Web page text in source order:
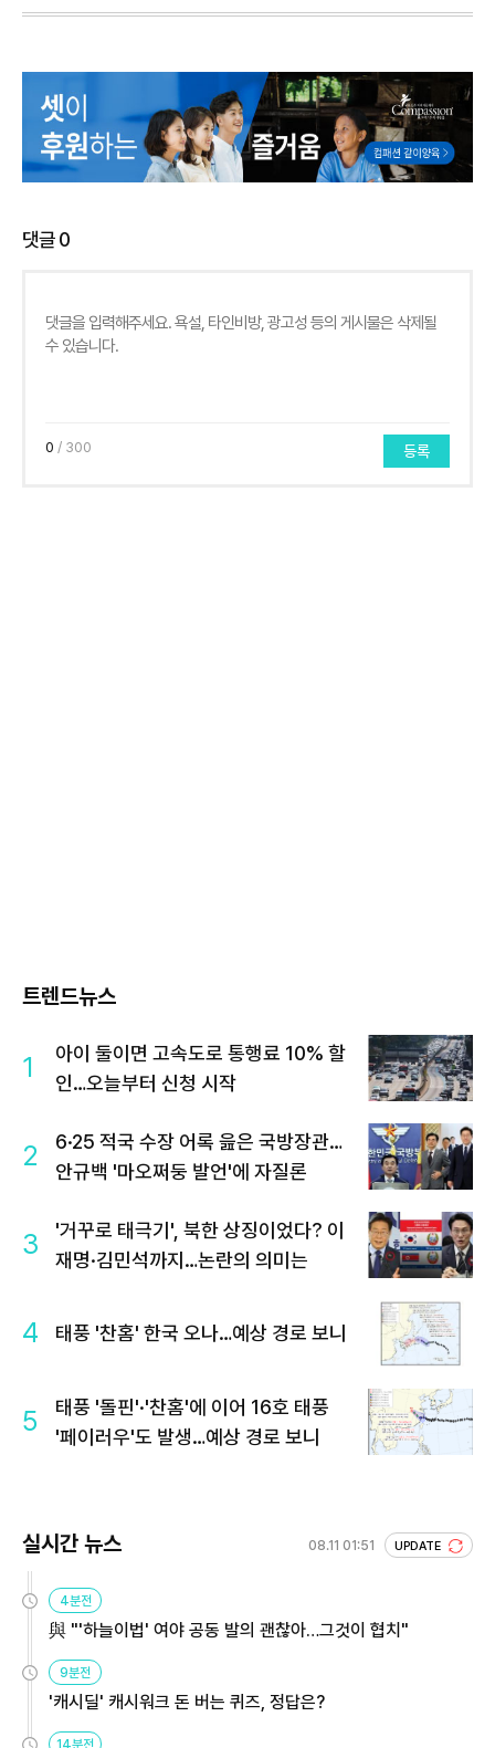
댓글0
0 / 300 등록
트렌드뉴스
1
아이 둘이면 고속도로 통행료 10% 할
인…오늘부터 신청 시작
2
6·25 적국 수장 어록 읊은 국방장관…
안규백 '마오쩌둥 발언'에 자질론
3
'거꾸로 태극기', 북한 상징이었다? 이
재명·김민석까지…논란의 의미는
4 태풍 '찬홈' 한국 오나…예상 경로 보니
5
태풍 '돌핀'·'찬홈'에 이어 16호 태풍
'페이러우'도 발생…예상 경로 보니
실시간 뉴스 08.11 01:51 UPDATE
4분전
與 "'하늘이법' 여야 공동 발의 괜찮아…그것이 협치"
9분전
'캐시딜' 캐시워크 돈 버는 퀴즈, 정답은?
14분전